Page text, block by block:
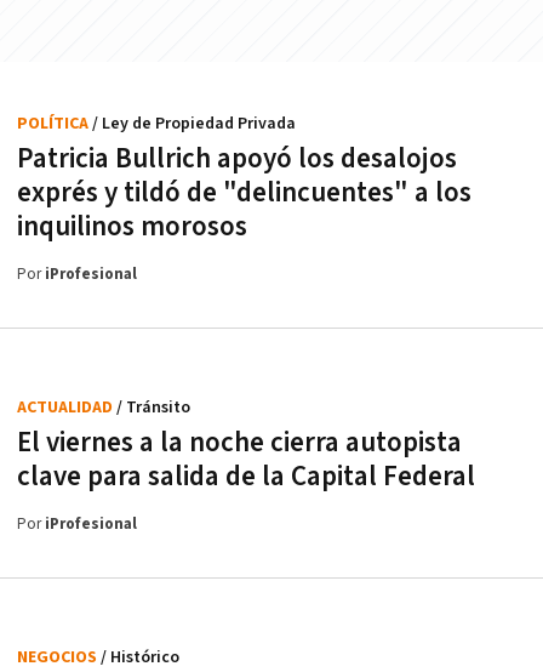
Patricia Bullrich apoyó los desalojos
exprés y tildó de "delincuentes" a los
inquilinos morosos
POLÍTICA/ Ley de Propiedad Privada
PoriProfesional
El viernes a la noche cierra autopista
clave para salida de la Capital Federal
ACTUALIDAD / Tránsito
PoriProfesional
NEGOCIOS / Histórico